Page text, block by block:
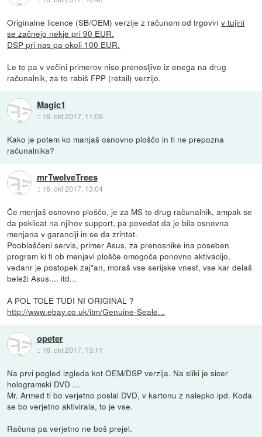
Originalne licence (SB/OEM) verzije z računom od trgovinv tujini
se začnejo nekje pri 90 EUR.
DSP pri nas pa okoli 100 EUR.
Le te pa v večini primerov niso prenosljive iz enega na drug
računalnik, za to rabiš FPP (retail) verzijo.
Magic1
:: 16. okt 2017, 11:09
Kako je potem ko manjaš osnovno ploščo in ti ne prepozna
računalnika?
mrTwelveTrees
:: 16. okt 2017, 13:04
Če menjaš osnovno ploščo, je za MS to drug računalnik, ampak se
da poklicat na njihov support, pa povedat da je bila osnovna
menjana v garanciji in se da zrihtat.
Pooblaščeni servis, primer Asus, za prenosnike ina poseben
program ki ti ob menjavi plošče omogoča ponovno aktivacijo,
vedanr je postopek zaj*an, moraš vse serijske vnest, vse kar delaš
beleži Asus.... itd...
A POL TOLE TUDI NI ORIGINAL ?
http://www.ebay.co.uk/itm/Genuine-Seale...
opeter
:: 16. okt 2017, 13:11
Na prvi pogled izgleda kot OEM/DSP verzija. Na sliki je sicer
hologramski DVD ...
Mr. Armed ti bo verjetno poslal DVD, v kartonu z nalepko ipd. Koda
se bo verjetno aktivirala, to je vse.
Računa pa verjetno ne boš prejel.